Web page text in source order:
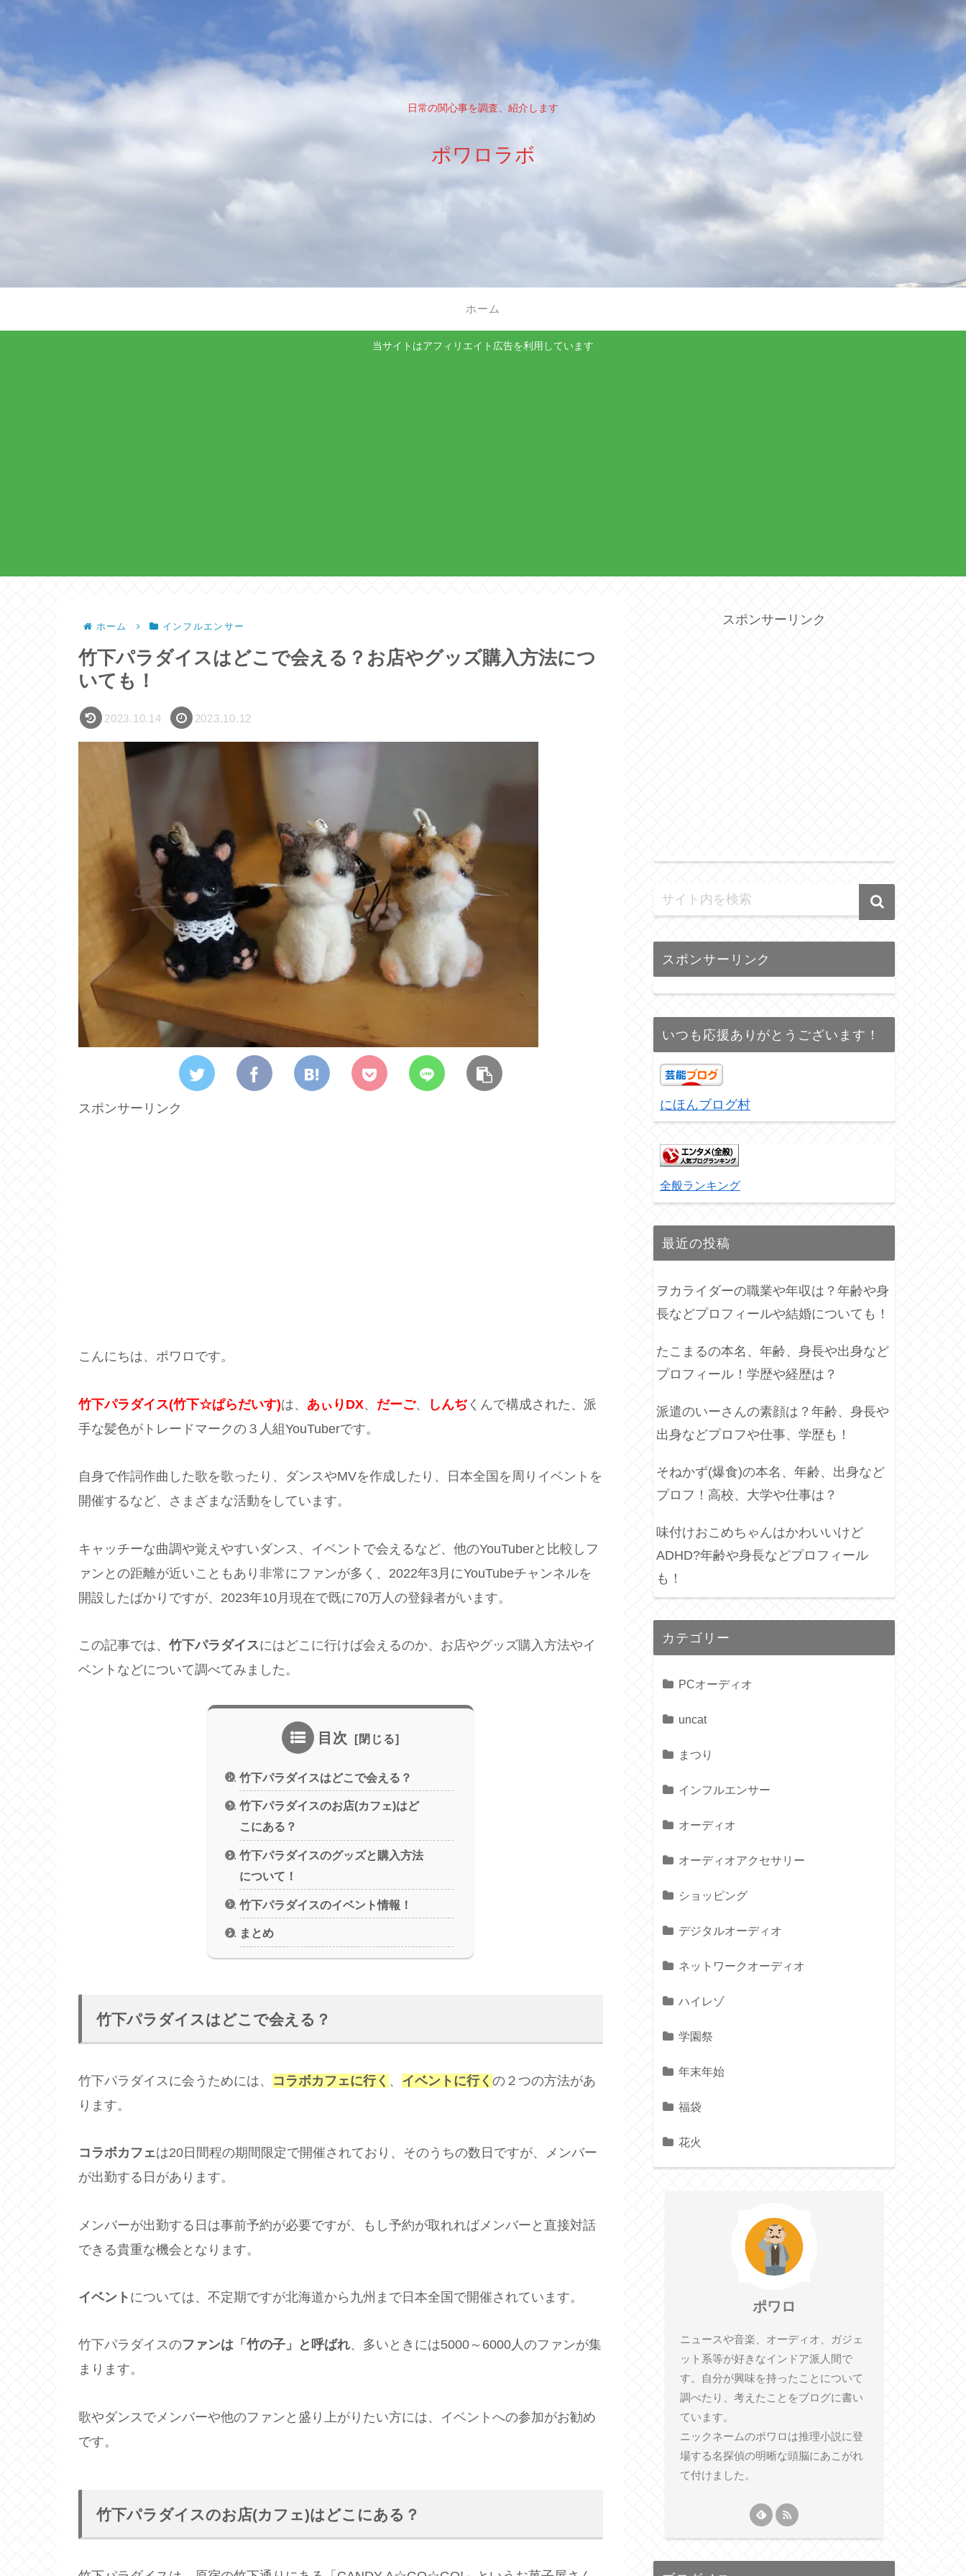
日常の関心事を調査、紹介します
ポワロラボ
ホーム
当サイトはアフィリエイト広告を利用しています
ホーム インフルエンサー
竹下パラダイスはどこで会える？お店やグッズ購入方法につ
いても！
2023.10.14 2023.10.12
スポンサーリンク
こんにちは、ポワロです。
竹下パラダイス(竹下☆ぱらだいす)は、 あぃりDX、 だーご、 しんぢ くんで構成された、派
手な髪色がトレードマークの３人組YouTuberです。
自身で作詞作曲した歌を歌ったり、ダンスやMVを作成したり、日本全国を周りイベントを
開催するなど、さまざまな活動をしています。
キャッチーな曲調や覚えやすいダンス、イベントで会えるなど、他のYouTuberと比較しフ
ァンとの距離が近いこともあり非常にファンが多く、2022年3月にYouTubeチャンネルを
開設したばかりですが、2023年10月現在で既に70万人の登録者がいます。
この記事では、 竹下パラダイスにはどこに行けば会えるのか、お店やグッズ購入方法やイ
ベントなどについて調べてみました。
目次
竹下パラダイスはどこで会える？
竹下パラダイスのお店(カフェ)はど
こにある？
竹下パラダイスのグッズと購入方法
について！
竹下パラダイスのイベント情報！
まとめ
竹下パラダイスはどこで会える？
竹下パラダイスに会うためには、 コラボカフェに行く 、 イベントに行く の２つの方法があ
ります。
コラボカフェは20日間程の期間限定で開催されており、そのうちの数日ですが、メンバー
が出勤する日があります。
メンバーが出勤する日は事前予約が必要ですが、もし予約が取れればメンバーと直接対話
できる貴重な機会となります。
イベント については、不定期ですが北海道から九州まで日本全国で開催されています。
竹下パラダイスのファンは「竹の子」と呼ばれ、多いときには5000～6000人のファンが集
まります。
歌やダンスでメンバーや他のファンと盛り上がりたい方には、イベントへの参加がお勧め
です。
竹下パラダイスのお店(カフェ)はどこにある？
スポンサーリンク
スポンサーリンク
いつも応援ありがとうございます！
にほんブログ村
全般ランキング
最近の投稿
ヲカライダーの職業や年収は？年齢や身
長などプロフィールや結婚についても！
たこまるの本名、年齢、身長や出身など
プロフィール！学歴や経歴は？
派遣のいーさんの素顔は？年齢、身長や
出身などプロフや仕事、学歴も！
そねかず(爆食)の本名、年齢、出身など
プロフ！高校、大学や仕事は？
味付けおこめちゃんはかわいいけど
ADHD?年齢や身長などプロフィール
も！
カテゴリー
PCオーディオ
uncat
まつり
インフルエンサー
オーディオ
オーディオアクセサリー
ショッピング
デジタルオーディオ
ネットワークオーディオ
ハイレゾ
学園祭
年末年始
福袋
花火
ポワロ
ニュースや音楽、オーディオ、ガジェ
ット系等が好きなインドア派人間で
す。自分が興味を持ったことについて
調べたり、考えたことをブログに書い
ています。
ニックネームのポワロは推理小説に登
場する名探偵の明晰な頭脳にあこがれ
て付けました。